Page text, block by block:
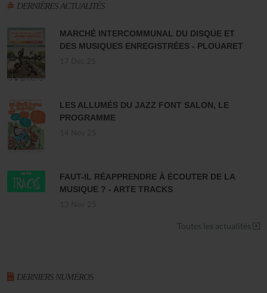
DERNIÈRES ACTUALITÉS
MARCHÉ INTERCOMMUNAL DU DISQUE ET
DES MUSIQUES ENREGISTRÉES - PLOUARET
LES ALLUMÉS DU JAZZ FONT SALON, LE
PROGRAMME
FAUT-IL RÉAPPRENDRE À ÉCOUTER DE LA
MUSIQUE ? - ARTE TRACKS
Toutes les actualités
DERNIERS NUMÉROS